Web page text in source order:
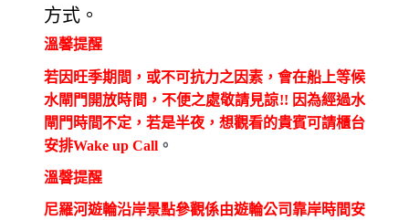
方式。
溫馨提醒
若因旺季期間，或不可抗力之因素，會在船上等候
水閘門開放時間，不便之處敬請見諒!! 因為經過水
閘門時間不定，若是半夜，想觀看的貴賓可請櫃台
安排Wake up Call。
溫韾提醒
尼羅河遊輪沿岸景點參觀係由遊輪公司靠岸時間安